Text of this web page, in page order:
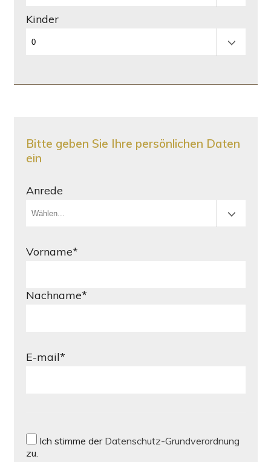
Kinder
Bitte geben Sie Ihre persönlichen Daten
ein
Anrede
Vorname*
Nachname*
E-mail*
Ich stimme der Datenschutz-Grundverordnung
zu.